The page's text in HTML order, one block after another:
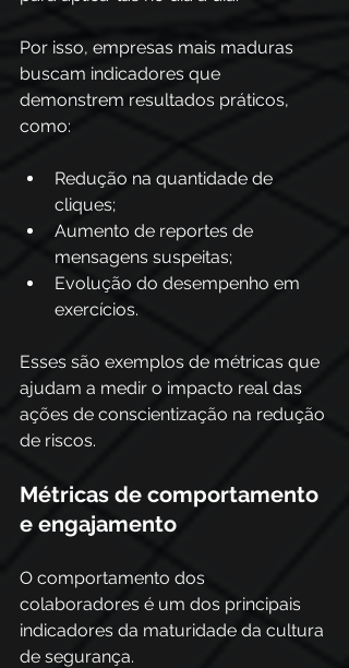
Por isso, empresas mais maduras
buscam indicadores que
demonstrem resultados práticos,
como:
Redução na quantidade de
cliques;
Aumento de reportes de
mensagens suspeitas;
Evolução do desempenho em
exercícios.
Esses são exemplos de métricas que
ajudam a medir o impacto real das
ações de conscientização na redução
de riscos.
Métricas de comportamento
e engajamento
O comportamento dos
colaboradores é um dos principais
indicadores da maturidade da cultura
de segurança.